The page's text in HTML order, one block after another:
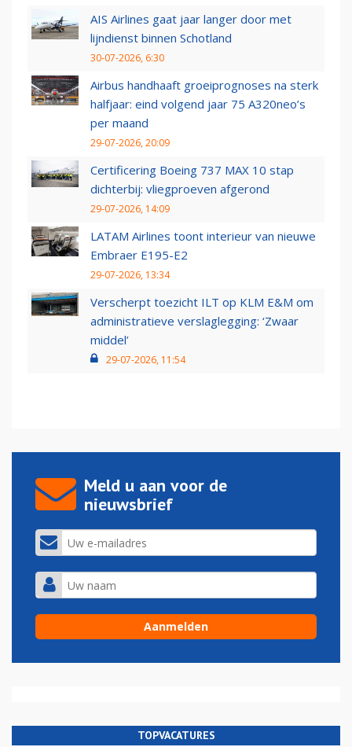
AIS Airlines gaat jaar langer door met
lijndienst binnen Schotland
30-07-2026, 6:30
Airbus handhaaft groeiprognoses na sterk
halfjaar: eind volgend jaar 75 A320neo’s
per maand
29-07-2026, 20:09
Certificering Boeing 737 MAX 10 stap
dichterbij: vliegproeven afgerond
29-07-2026, 14:09
LATAM Airlines toont interieur van nieuwe
Embraer E195-E2
29-07-2026, 13:34
Verscherpt toezicht ILT op KLM E&M om
administratieve verslaglegging: ‘Zwaar
middel’
29-07-2026, 11:54
Meld u aan voor de
nieuwsbrief
TOPVACATURES